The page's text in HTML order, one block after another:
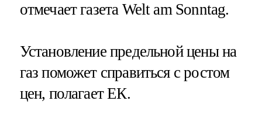
отмечает газета Welt am Sonntag.
Установление предельной цены на
газ поможет справиться с ростом
цен, полагает ЕК.